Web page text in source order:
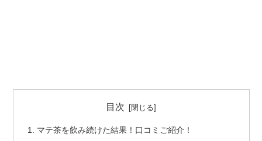
目次
マテ茶を飲み続けた結果！口コミご紹介！